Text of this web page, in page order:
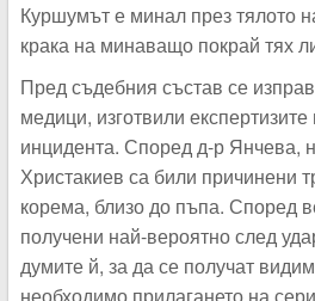
Куршумът е минал през тялото
крака на минаващо покрай тях
Пред съдебния състав се
медици, изготвили
инцидента. Според д-р Янчева,
Христакиев са били причинени
корема, близо до пъпа. Според
получени най-вероятно след
думите й, за да се получат